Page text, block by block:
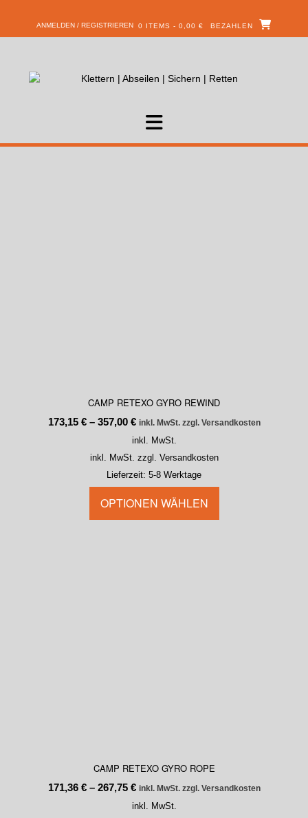
ANMELDEN / REGISTRIEREN 0 ITEMS - 0,00 € BEZAHLEN
CAMP RETEXO GYRO REWIND
173,15 €– 357,00 € inkl. MwSt. zzgl. Versandkosten
inkl. MwSt.
inkl. MwSt. zzgl. Versandkosten
Lieferzeit: 5-8 Werktage
OPTIONEN WÄHLEN
CAMP RETEXO GYRO ROPE
171,36 €– 267,75 € inkl. MwSt. zzgl. Versandkosten
inkl. MwSt.